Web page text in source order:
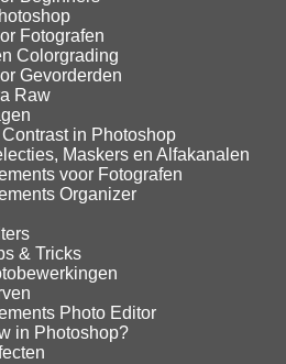
Fotografen
Colorgrading
Gevorderden
Raw
in Photoshop
Maskers en Alfakanalen
voor Fotografen
Organizer
& Tricks
Photo Editor
in Photoshop?